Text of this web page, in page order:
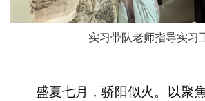
实习带队老师指导实习
盛夏七月，骄阳似火。以聚